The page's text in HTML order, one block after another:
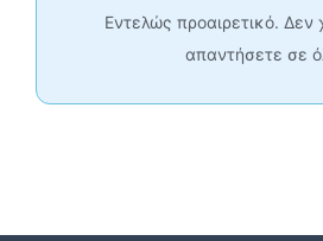
Εντελώς προαιρετικό. Δεν
απαντήσετε σε